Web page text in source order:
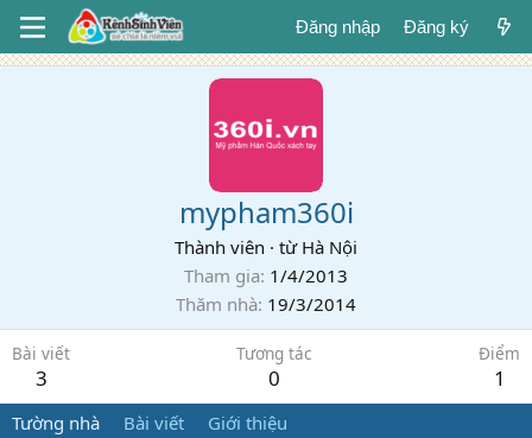
Đăng nhập Đăng ký
mypham360i
Thành viên · từ Hà Nội
Tham gia 1/4/2013
Thăm nhà 19/3/2014
Bài viết
3
Tương tác
0
Điểm
1
Tường nhà Bài viết Giới thiệu